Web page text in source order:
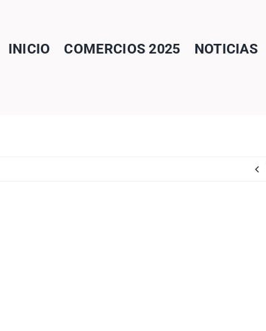
INICIO COMERCIOS 2025 NOTICIAS